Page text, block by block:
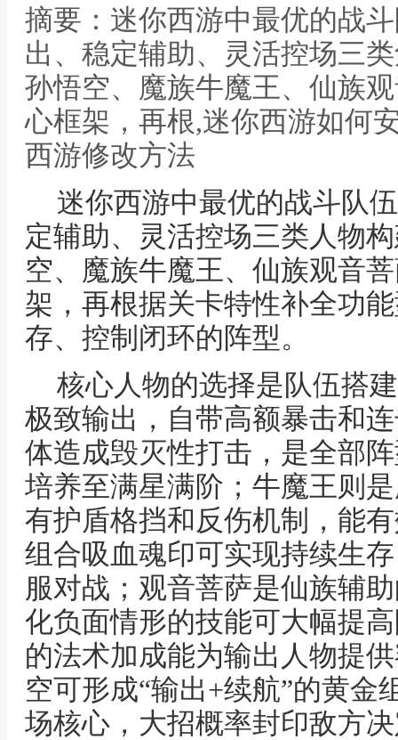
摘要：迷你西游中最优的战
出、稳定辅助、灵活控场三
孙悟空、魔族牛魔王、仙族
心框架，再根,迷你西游如何
西游修改方法
迷你西游中最优的战斗队
定辅助、灵活控场三类人物
空、魔族牛魔王、仙族观音
架，再根据关卡特性补全功
存、控制闭环的阵型。
核心人物的选择是队伍搭
极致输出，自带高额暴击和
体造成毁灭性打击，是全部
培养至满星满阶；牛魔王则
有护盾格挡和反伤机制，能
组合吸血魂印可实现持续生
服对战；观音菩萨是仙族辅
化负面情形的技能可大幅提
的法术加成能为输出人物提
空可形成“输出+续航”的黄金
场核心，大招概率封印敌方